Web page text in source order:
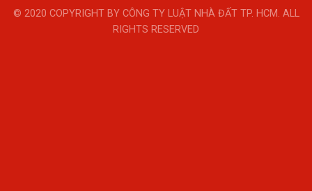
© 2020 COPYRIGHT BY CÔNG TY LUẬT NHÀ ĐẤT TP. HCM. ALL
RIGHTS RESERVED